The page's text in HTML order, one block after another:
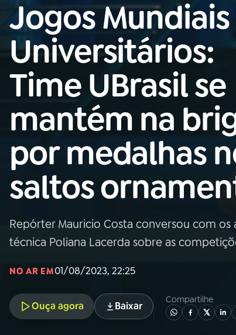
Buscar
na
Rádio
Nacional
AO VIVO
01INÍCIO
02A RÁDIO
03 PROGRAMAÇÃO
04 PROGRAMAS
06VIDEOCASTS
07ÚLTIMAS
Jogos Mundiais
Universitários:
Time UBrasil se
mantém na
por medalhas
saltos
Repórter Mauricio Costa conversou com os
técnica Poliana Lacerda sobre as
NO AR EM01/08/2023, 22:25
Ouça agora Baixar
Compartilhe